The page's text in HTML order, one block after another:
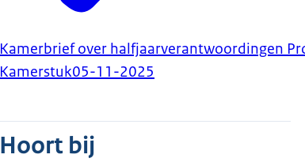
Kamerbrief over halfjaarverantwoordingen
Kamerstuk05-11-2025
Hoort bij